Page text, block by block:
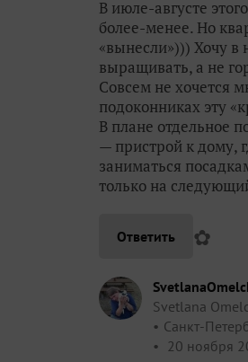
В июле-августе
более-менее. Но
«вынесли»))) Хочу в
выращивать, а не
Совсем не хочется
подоконниках эту
В плане отдельное
— пристрой к дому,
заниматься
только на
Ответить ✿
Svetlana
Санкт-
20 ноября